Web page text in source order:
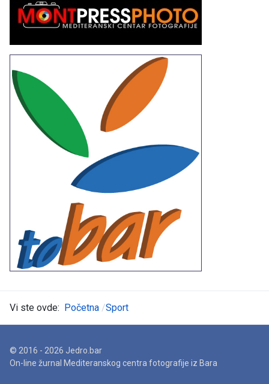
Vi ste ovde: Početna Sport
© 2016 - 2026 Jedro.bar
On-line žurnal Mediteranskog centra fotografije iz Bara